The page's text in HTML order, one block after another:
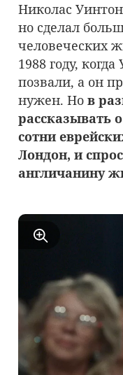
Николас
но сделал
человеческих
1988 году,
позвали, а он
нужен. Но в
рассказывать
сотни
Лондон, и
англичанину